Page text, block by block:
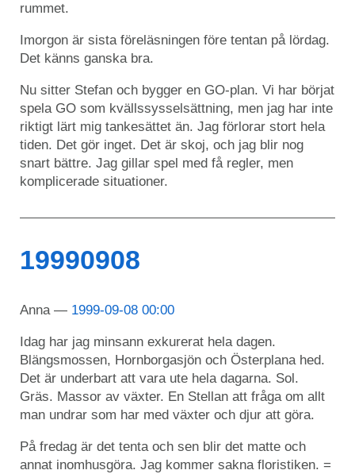
rummet.
Imorgon är sista föreläsningen före tentan på lördag.
Det känns ganska bra.
Nu sitter Stefan och bygger en GO-plan. Vi har börjat
spela GO som kvällssysselsättning, men jag har inte
riktigt lärt mig tankesättet än. Jag förlorar stort hela
tiden. Det gör inget. Det är skoj, och jag blir nog
snart bättre. Jag gillar spel med få regler, men
komplicerade situationer.
19990908
Anna 1999-09-08 00:00
Idag har jag minsann exkurerat hela dagen.
Blängsmossen, Hornborgasjön och Österplana hed.
Det är underbart att vara ute hela dagarna. Sol.
Gräs. Massor av växter. En Stellan att fråga om allt
man undrar som har med växter och djur att göra.
På fredag är det tenta och sen blir det matte och
annat inomhusgöra. Jag kommer sakna floristiken. =